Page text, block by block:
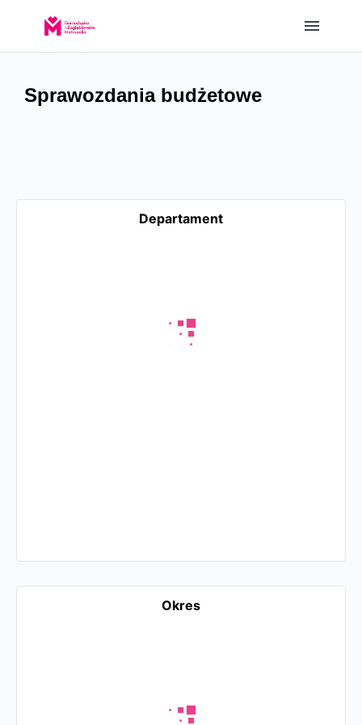
Sprawozdania budżetowe
Departament
Okres